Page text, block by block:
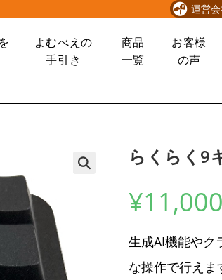
運営
よむべえの
手引き
商品
一覧
お客様
の声
らくらく9
¥11,000
生成AI機能やク
な操作で行え